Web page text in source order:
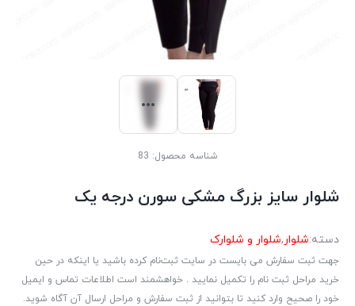
شناسه محصول: 83
شلوار سایز بزرگ مشکی سورن درجه یک
دسته:شلوار ,شلوار و شلوارک
جهت ثبت سفارش می بایست در سایت ثبت‌نام کرده باشید یا اینکه در حین
خرید مراحل ثبت نام را تکمیل نمایید . خواهشمند است اطلاعات تماس و ایمیل
خود را صحیح وارد کنید تا بتوانید از ثبت سفارش و مراحل ارسال آن آگاه شوید.